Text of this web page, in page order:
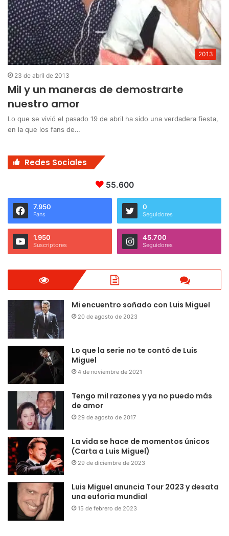
2013
23 de abril de 2013
Mil y un maneras de demostrarte
nuestro amor
Lo que se vivió el pasado 19 de abril ha sido una verdadera fiesta,
en la que los fans de…
Redes Sociales
55.600
7.950
Fans
0
Seguidores
1.950
Suscriptores
45.700
Seguidores
Mi encuentro soñado con Luis Miguel
20 de agosto de 2023
Lo que la serie no te contó de Luis
Miguel
4 de noviembre de 2021
Tengo mil razones y ya no puedo más
de amor
29 de agosto de 2017
La vida se hace de momentos únicos
(Carta a Luis Miguel)
29 de diciembre de 2023
Luis Miguel anuncia Tour 2023 y desata
una euforia mundial
15 de febrero de 2023